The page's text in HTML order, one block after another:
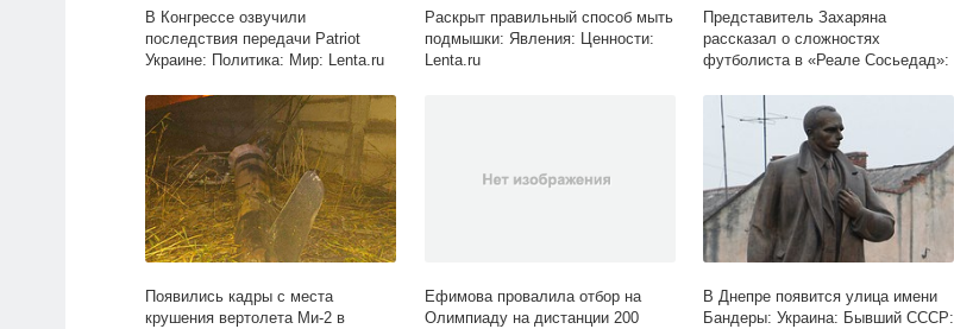
В Конгрессе озвучили
последствия передачи Patriot
Украине: Политика: Мир: Lenta.ru
Раскрыт правильный способ мыть
подмышки: Явления: Ценности:
Lenta.ru
Представитель Захаряна
рассказал о сложностях
футболиста в «Реале Сосьедад»:
Появились кадры с места
крушения вертолета Ми-2 в
Ефимова провалила отбор на
Олимпиаду на дистанции 200
В Днепре появится улица имени
Бандеры: Украина: Бывший СССР: